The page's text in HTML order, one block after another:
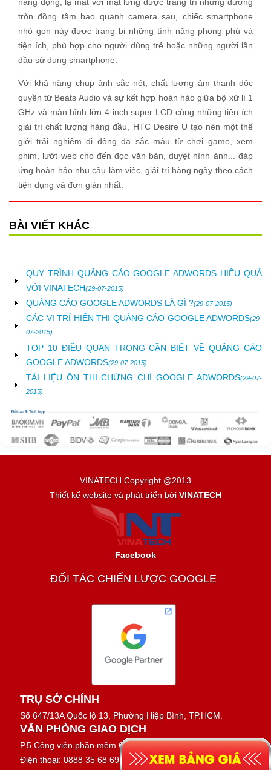
năng động, lạ mắt với mặt lưng được trang trí những đường
tròn đồng tâm bao quanh camera sau, chiếc smartphone
nhỏ gọn này được trang bị những tính năng phong phú và
tiện ích, phù hợp cho người dùng trẻ hoặc những người lần
đầu sử dụng smartphone.
Với khả năng chụp ảnh sắc nét, chất lượng âm thanh độc
quyền từ Beats Audio và sự kết hợp hoàn hảo giữa bộ xử lí 1
GHz và màn hình lớn 4 inch super LCD cùng những tiện ích
giải trí chất lượng hàng đầu, HTC Desire U tạo nên một thế
giới trải nghiệm di động đa sắc màu từ chơi game, xem
phim, lướt web cho đến đọc văn bản, duyệt hình ảnh... đáp
ứng hoàn hảo nhu cầu làm việc, giải trí hàng ngày theo cách
tiện dụng và đơn giản nhất.
BÀI VIẾT KHÁC
QUY TRÌNH QUẢNG CÁO GOOGLE ADWORDS HIỆU QUẢ
VỚI VINATECH(29-07-2015)
QUẢNG CÁO GOOGLE ADWORDS LÀ GÌ ?(29-07-2015)
CÁC VỊ TRÍ HIỂN THỊ QUẢNG CÁO GOOGLE ADWORDS(29-
07-2015)
TOP 10 ĐIỀU QUAN TRỌNG CẦN BIẾT VỀ QUẢNG CÁO
GOOGLE ADWORDS(29-07-2015)
TÀI LIỆU ÔN THI CHỨNG CHỈ GOOGLE ADWORDS(29-07-
2015)
VINATECH Copyright @2013
Thiết kế website và phát triển bởi VINATECH
Facebook
ĐỐI TÁC CHIẾN LƯỢC GOOGLE
TRỤ SỞ CHÍNH
Số 647/13A Quốc lộ 13, Phường Hiệp Bình, TP.HCM.
VĂN PHÒNG GIAO DỊCH
P.5 Công viên phần mềm Quang Trung
Điện thoại: 0888 35 68 69 - 0917 37 37 27